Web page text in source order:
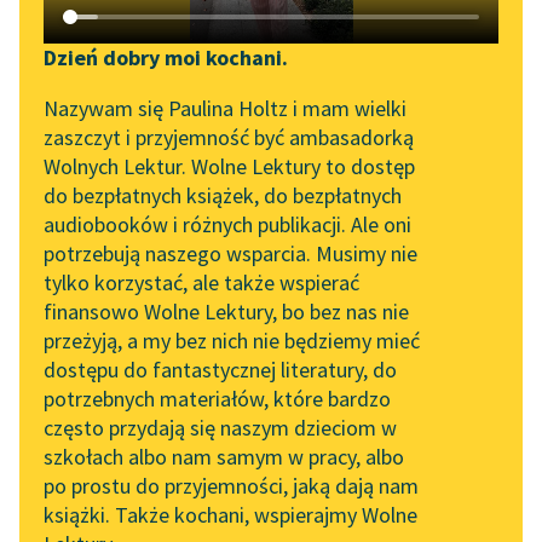
Katalog DAISY
Podkasty o książkach
Zgłoś brak utworu
Aktualności
„Prokurator Alicja Horn”
do słuchania
Byliśmy częścią AI Impact
Lab
Zapraszamy na spotkanie
online z tłumaczkami
literatury skandynawskiej
Spotkanie z Katarzyną
Tunkiel w Oslo
102. lata temu zmarł
Joseph Conrad
Narzędzia
Mapa Wolnych Lektur
Leśmianator
Przewodnik dla piszących i
czytających
API
OAI-PMH
Widget Wolnych Lektur
Przypisy
Dzień dobry moi kochani.
Nazywam się Paulina Holtz i mam wielki
zaszczyt i przyjemność być ambasadorką
Wolnych Lektur. Wolne Lektury to dostęp
do bezpłatnych książek, do bezpłatnych
audiobooków i różnych publikacji. Ale oni
potrzebują naszego wsparcia. Musimy nie
tylko korzystać, ale także wspierać
finansowo Wolne Lektury, bo bez nas nie
przeżyją, a my bez nich nie będziemy mieć
dostępu do fantastycznej literatury, do
potrzebnych materiałów, które bardzo
często przydają się naszym dzieciom w
szkołach albo nam samym w pracy, albo
po prostu do przyjemności, jaką dają nam
książki. Także kochani, wspierajmy Wolne
Sortuj:
Epika Pozytywizm Bolesław Prus